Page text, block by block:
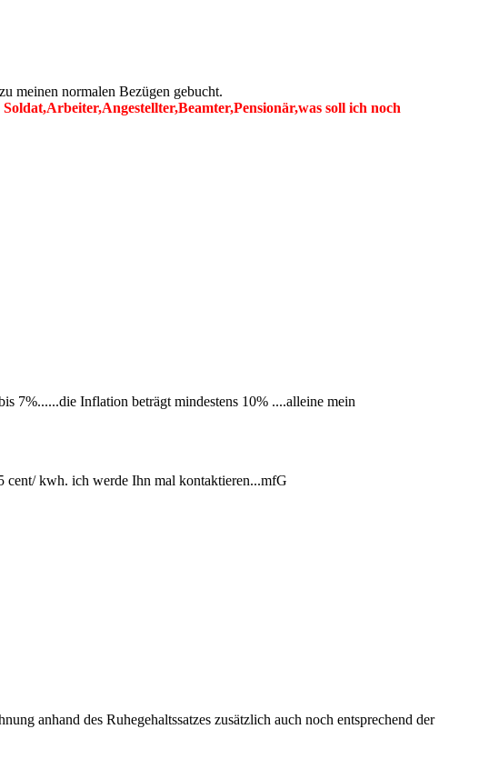
meinen normalen Bezügen gebucht.
soll ich noch
7%......die Inflation beträgt mindestens 10% ....alleine mein
cent/ kwh. ich werde Ihn mal kontaktieren...mfG
anhand des Ruhegehaltssatzes zusätzlich auch noch entsprechend der